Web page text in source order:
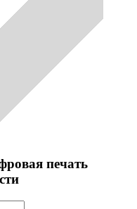
печать